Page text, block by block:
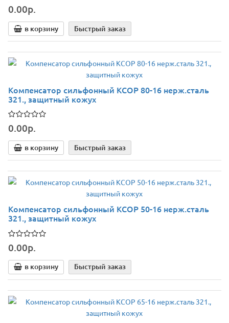
0.00р.
в корзину Быстрый заказ
Компенсатор сильфонный КСОР 80-16 нерж.сталь
321., защитный кожух
0.00р.
в корзину Быстрый заказ
Компенсатор сильфонный КСОР 50-16 нерж.сталь
321., защитный кожух
0.00р.
в корзину Быстрый заказ